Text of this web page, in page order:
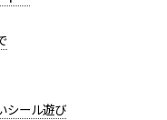
シール遊び